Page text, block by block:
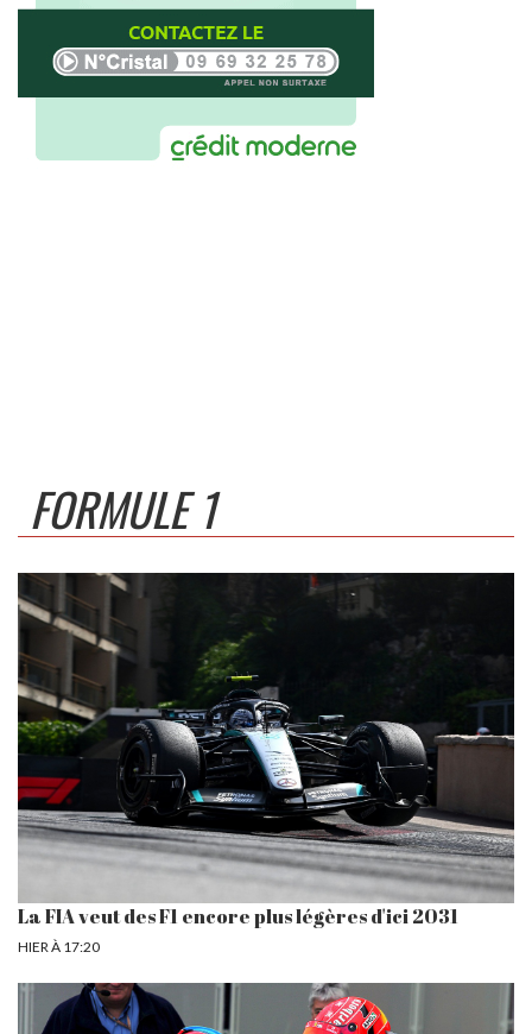
FORMULE 1
La FIA veut des F1 encore plus légères d'ici 2031
HIER À 17:20